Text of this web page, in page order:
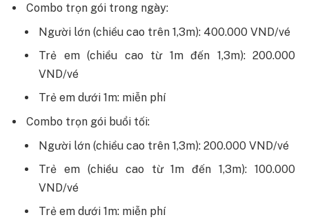
Combo trọn gói trong ngày:
Người lớn (chiều cao trên 1,3m): 400.000 VND/vé
Trẻ em (chiều cao từ 1m đến 1,3m): 200.000
VND/vé
Trẻ em dưới 1m: miễn phí
Combo trọn gói buổi tối:
Người lớn (chiều cao trên 1,3m): 200.000 VND/vé
Trẻ em (chiều cao từ 1m đến 1,3m): 100.000
VND/vé
Trẻ em dưới 1m: miễn phí